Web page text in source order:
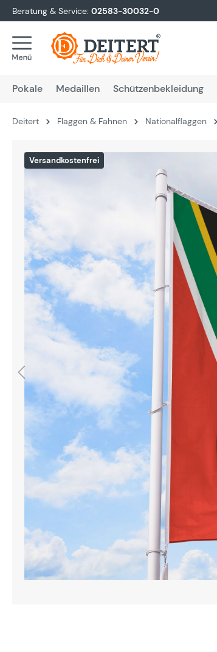
Zur Hauptnavigation springen
Beratung & Service: 02583-30032-0
Pokale Medaillen Schützenbekleidung
Deitert Flaggen & Fahnen Nationalflaggen
Versandkostenfrei